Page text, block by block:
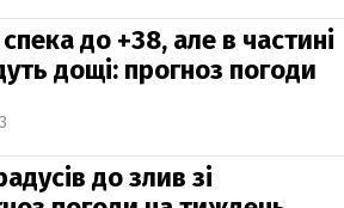
до +38, але в частині
дощі: прогноз погоди
до злив зі